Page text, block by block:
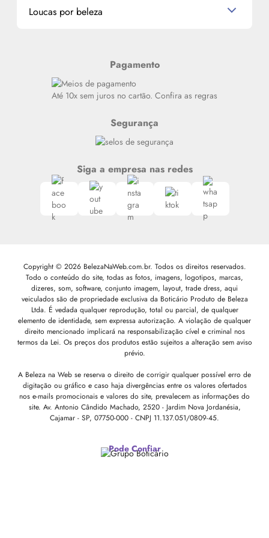
Miniaturas de Produtos de Cabelo
Meus endereços
Loucas por beleza
Siga nosso canal no Whatsapp
Pagamento
Até 10x sem juros no cartão. Confira as regras
Segurança
Siga a empresa nas redes
Copyright © 2026 BelezaNaWeb.com.br. Todos os direitos reservados.
Todo o conteúdo do site, todas as fotos, imagens, logotipos, marcas,
dizeres, som, software, conjunto imagem, layout, trade dress, aqui
veiculados são de propriedade exclusiva da Boticário Produto de Beleza
Ltda. É vedada qualquer reprodução, total ou parcial, de qualquer
elemento de identidade, sem expressa autorização. A violação de qualquer
direito mencionado implicará na responsabilização cível e criminal nos
termos da Lei. Os preços dos produtos estão sujeitos a alteração sem aviso
prévio.
A Beleza na Web se reserva o direito de corrigir qualquer possível erro de
digitação ou gráfico e caso haja divergências entre os valores ofertados
nos e-mails promocionais e valores do site, prevalecem as informações do
site. Av. Antonio Cândido Machado, 2520 - Jardim Nova Jordanésia,
Cajamar - SP, 07750-000 - CNPJ 11.137.051/0809-45.
Pode Confiar